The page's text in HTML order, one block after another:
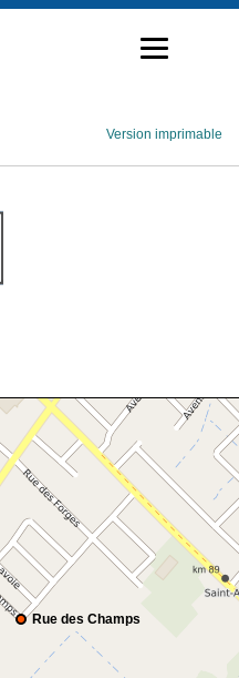
Version imprimable
Rue des Champs